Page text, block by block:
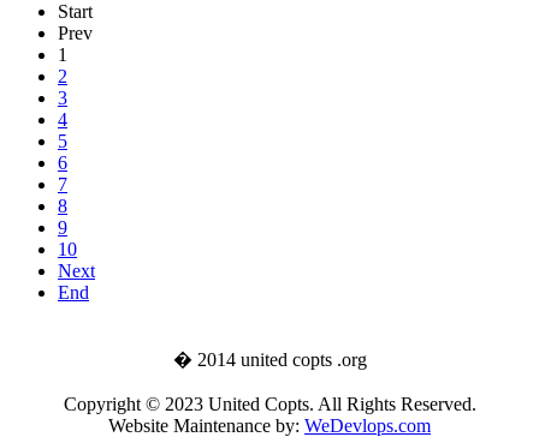
Start
Prev
1
2
3
4
5
6
7
8
9
10
Next
End
� 2014 united copts .org
Copyright © 2023 United Copts. All Rights Reserved.
Website Maintenance by: WeDevlops.com